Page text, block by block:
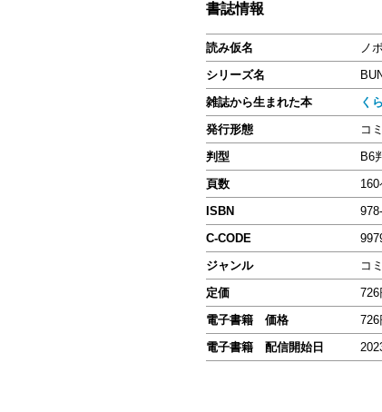
書誌情報
読み仮名
ノ
シリーズ名
雑誌から生まれた本
く
発行形態
コ
判型
B6
頁数
ISBN
C-CODE
ジャンル
コ
定価
726
電子書籍 価格
726
電子書籍 配信開始日